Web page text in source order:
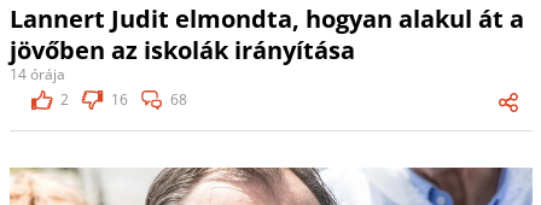
Lannert Judit elmondta, hogyan alakul át a
jövőben az iskolák irányítása
14 órája
2
16 68